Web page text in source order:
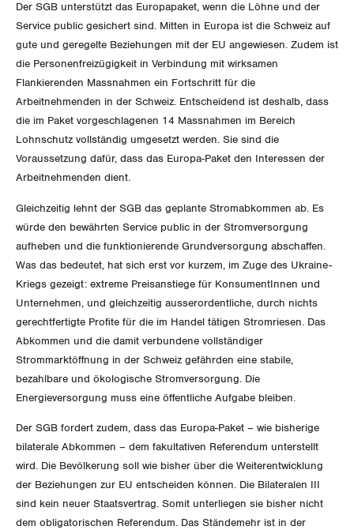
BROSCHÜREN/BÜCHER
Bestellformular
WIR ÜBER UNS
GREMIEN
Jugendkommission
Migrationskommission
Queer-Kommission
Rentner:innen-Kommission
ZENTRALSEKRETARIAT
KANTONALE BÜNDE
Beide Basel
Bern
Freiburg
Genf
Glarus
Jura
Luzern
Neuenburg
ANGESCHLOSSENE VERBÄNDE
Medien
Publikationen
Artikel
Medienmitteilungen
Blog
Der Europa-Blog
Kontakt
Der SGB unterstützt das Europapaket, wenn die Löhne und der
Service public gesichert sind. Mitten in Europa ist die Schweiz auf
gute und geregelte Beziehungen mit der EU angewiesen. Zudem ist
die Personenfreizügigkeit in Verbindung mit wirksamen
Flankierenden Massnahmen ein Fortschritt für die
Arbeitnehmenden in der Schweiz. Entscheidend ist deshalb, dass
die im Paket vorgeschlagenen 14 Massnahmen im Bereich
Lohnschutz vollständig umgesetzt werden. Sie sind die
Voraussetzung dafür, dass das Europa-Paket den Interessen der
Arbeitnehmenden dient.
Gleichzeitig lehnt der SGB das geplante Stromabkommen ab. Es
würde den bewährten Service public in der Stromversorgung
aufheben und die funktionierende Grundversorgung abschaffen.
Was das bedeutet, hat sich erst vor kurzem, im Zuge des Ukraine-
Kriegs gezeigt: extreme Preisanstiege für KonsumentInnen und
Unternehmen, und gleichzeitig ausserordentliche, durch nichts
gerechtfertigte Profite für die im Handel tätigen Stromriesen. Das
Abkommen und die damit verbundene vollständiger
Strommarktöffnung in der Schweiz gefährden eine stabile,
bezahlbare und ökologische Stromversorgung. Die
Energieversorgung muss eine öffentliche Aufgabe bleiben.
Der SGB fordert zudem, dass das Europa-Paket – wie bisherige
bilaterale Abkommen – dem fakultativen Referendum unterstellt
wird. Die Bevölkerung soll wie bisher über die Weiterentwicklung
der Beziehungen zur EU entscheiden können. Die Bilateralen III
sind kein neuer Staatsvertrag. Somit unterliegen sie bisher nicht
dem obligatorischen Referendum. Das Ständemehr ist in der